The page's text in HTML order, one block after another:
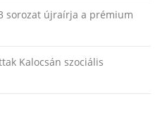
sorozat újraírja a prémium
Kalocsán szociális